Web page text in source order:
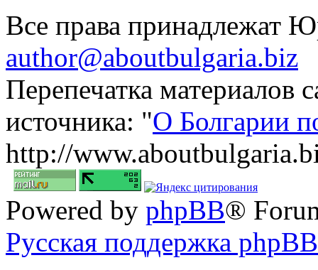
Все права принадлежат
author@aboutbulgaria.biz
Перепечатка материалов
источника: "О Болгарии
http://
Powered by phpBB®
Русская поддержка phpBB